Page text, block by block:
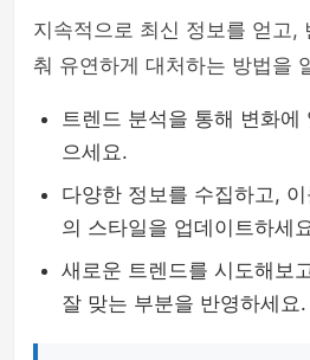
지속적으로 최신 정보를 얻고,
춰 유연하게 대처하는 방법을
트렌드 분석을 통해 변화에
으세요.
다양한 정보를 수집하고,
의 스타일을 업데이트하세
새로운 트렌드를 시도해보
잘 맞는 부분을 반영하세요.